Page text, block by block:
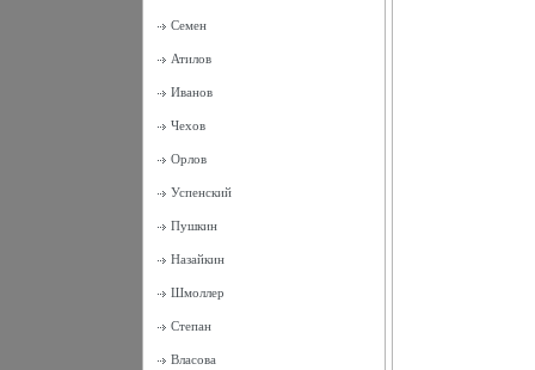
Семен
Атилов
Иванов
Чехов
Орлов
Успенский
Пушкин
Назайкин
Шмоллер
Степан
Власова